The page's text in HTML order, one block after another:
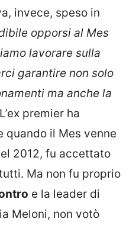
invece, speso in
opporsi al Mes
lavorare sulla
garantire non solo
ma anche la
L’ex premier ha
quando il Mes venne
2012, fu accettato
Ma non fu proprio
e la leader di
Meloni, non votò